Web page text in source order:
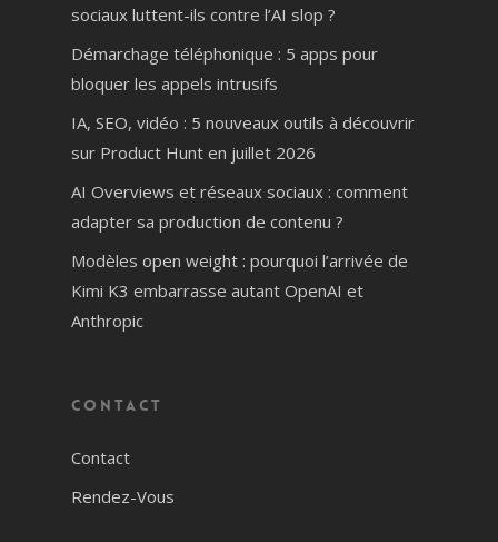
sociaux luttent-ils contre l’AI slop ?
Démarchage téléphonique : 5 apps pour
bloquer les appels intrusifs
IA, SEO, vidéo : 5 nouveaux outils à découvrir
sur Product Hunt en juillet 2026
AI Overviews et réseaux sociaux : comment
adapter sa production de contenu ?
Modèles open weight : pourquoi l’arrivée de
Kimi K3 embarrasse autant OpenAI et
Anthropic
Contact
Contact
Rendez-Vous